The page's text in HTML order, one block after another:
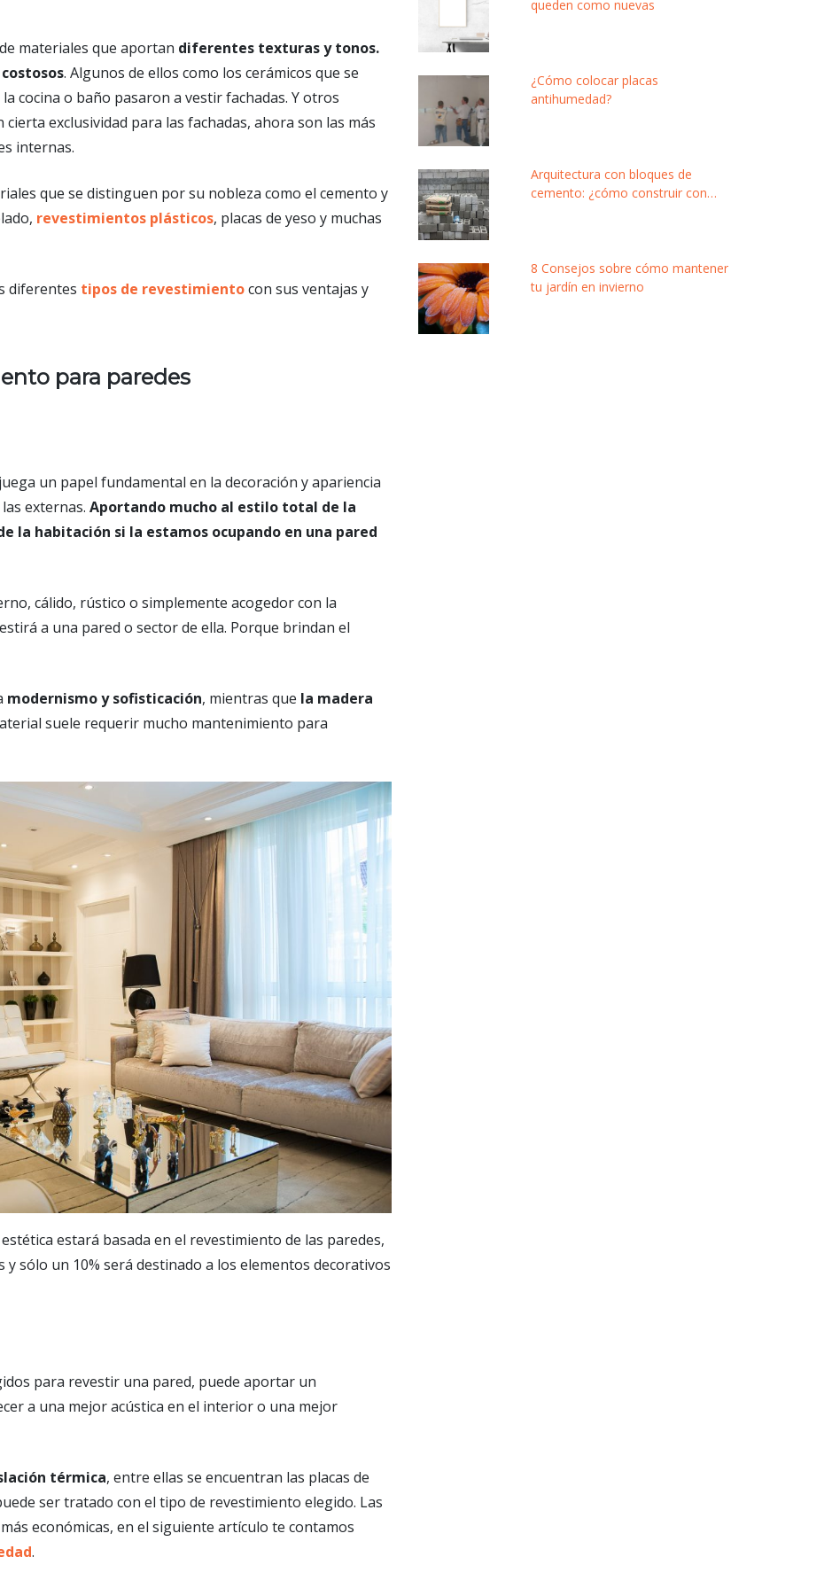
materiales que aportan diferentes texturas y tonos.
. Algunos de ellos como los cerámicos que se
cocina o baño pasaron a vestir fachadas. Y otros
exclusividad para las fachadas, ahora son las más
internas.
que se distinguen por su nobleza como el cemento y
revestimientos plásticos, placas de yeso y muchas
diferentes tipos de revestimientocon sus ventajas y
para paredes
un papel fundamental en la decoración y apariencia
externas. Aportando mucho al estilo total de la
la habitación si la estamos ocupando en una pared
cálido, rústico o simplemente acogedor con la
a una pared o sector de ella. Porque brindan el
modernismo y sofisticación, mientras que la madera
suele requerir mucho mantenimiento para
estará basada en el revestimiento de las paredes,
sólo un 10% será destinado a los elementos decorativos
para revestir una pared, puede aportar un
a una mejor acústica en el interior o una mejor
térmica, entre ellas se encuentran las placas de
ser tratado con el tipo de revestimiento elegido. Las
económicas, en el siguiente artículo te contamos
.
queden como nuevas
¿Cómo colocar placas
antihumedad?
Arquitectura con bloques de
cemento: ¿cómo construir con
8 Consejos sobre cómo mantener
tu jardín en invierno